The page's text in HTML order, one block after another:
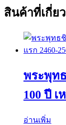
สินค้าที่เกี่ย
พระพุท
100 ปี เ
อ่านเพิ่ม